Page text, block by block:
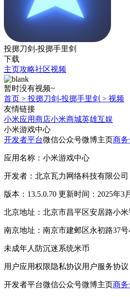
投掷刀剑-投掷手里剑
下载
主页攻略社区视频
暂时没有视频~
首页 > 投掷刀剑-投掷手里剑 > 视频
友情链接
小米应用商店小米商城英雄互娱
小米游戏中心
开发者平台微信公众号微博主页商
应用名称：小米游戏中心
开发者：北京瓦力网络科技有限公司
版本：13.5.0.70 更新时间：2025年3
北京地址：北京市昌平区安居路小米
南京地址：南京市建邺区永初路37
未成年人防沉迷系统米币
用户应用权限隐私协议用户服务协议
开发者平台微信公众号微博主页商